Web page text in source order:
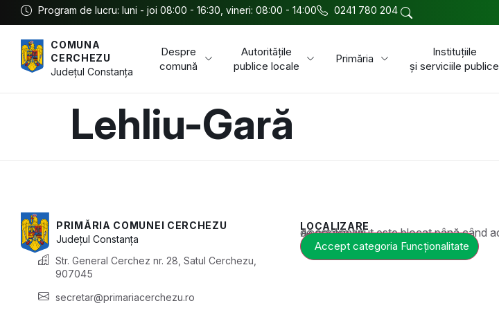
Program de lucru: luni - joi 08:00 - 16:30, vineri: 08:00 - 14:00 0241 780 204
COMUNA
CERCHEZU
JudețulConstanța
Despre
comună
Autoritățile
publice locale
Primăria
Instituțiile
și serviciile publice
Lehliu-Gară
PRIMĂRIA COMUNEI CERCHEZU
JudețulConstanța
Str. General Cerchez nr. 28, Satul Cerchezu,
907045
secretar@primariacerchezu.ro
LOCALIZARE
Acest conținut este blocat până când acceptați categoria corespunzătoare de cookie-uri.
Accept categoria Funcționalitate